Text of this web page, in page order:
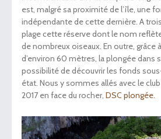
est, malgré sa proximité de l’île, une
indépendante de cette dernière. A
plage cette réserve dont le nom
de nombreux oiseaux. En outre, grâce
d’environ 60 mètres, la plongée dans
possibilité de découvrir les fonds
état. Nous y sommes allés avec le
2017 en face du rocher, DSC plongée.